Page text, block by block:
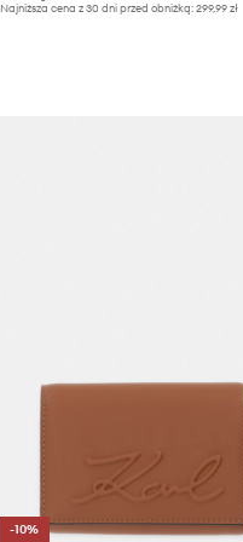
Najniższa cena z 30 dni przed obniżką: 299,99 zł
-10%